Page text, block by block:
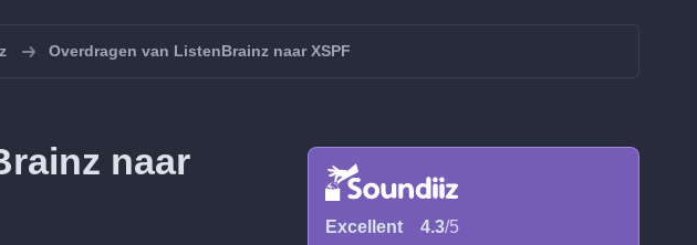
Overdragen van ListenBrainz naar XSPF
naar
Excellent 4.3/5